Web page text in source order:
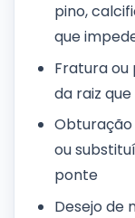
pino,
que
Fratura
da raiz
Obturação
ou
ponte
Desejo de